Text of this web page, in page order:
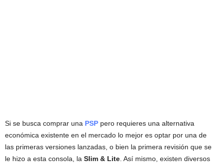
Si se busca comprar una PSP pero requieres una alternativa
económica existente en el mercado lo mejor es optar por una de
las primeras versiones lanzadas, o bien la primera revisión que se
le hizo a esta consola, la Slim & Lite . Así mismo, existen diversos